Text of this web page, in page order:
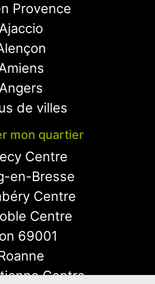
Provence
Ajaccio
Angers
de villes
mon quartier
Centre
en-Bresse
Centre
Centre
69001
Centre